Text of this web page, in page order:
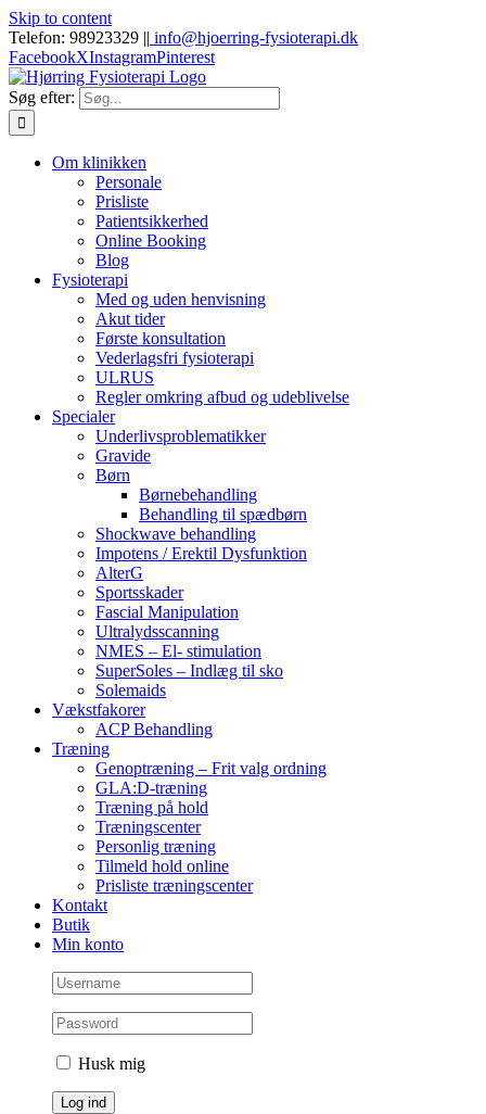
Skip to content
Telefon: 98923329 || info@hjoerring-fysioterapi.dk
FacebookXInstagramPinterest
Søg efter:
Om klinikken
Personale
Prisliste
Patientsikkerhed
Online Booking
Blog
Fysioterapi
Med og uden henvisning
Akut tider
Første konsultation
Vederlagsfri fysioterapi
ULRUS
Regler omkring afbud og udeblivelse
Specialer
Underlivsproblematikker
Gravide
Børn
Børnebehandling
Behandling til spædbørn
Shockwave behandling
Impotens / Erektil Dysfunktion
AlterG
Sportsskader
Fascial Manipulation
Ultralydsscanning
NMES – El- stimulation
SuperSoles – Indlæg til sko
Solemaids
Vækstfakorer
ACP Behandling
Træning
Genoptræning – Frit valg ordning
GLA:D-træning
Træning på hold
Træningscenter
Personlig træning
Tilmeld hold online
Prisliste træningscenter
Kontakt
Butik
Min konto
Husk mig